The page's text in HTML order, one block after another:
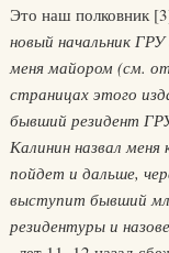
Это наш полковник
новый начальник ГРУ
меня майором (см.
страницах этого
бывший резидент
Калинин назвал
пойдет и дальше,
выступит бывший
резидентуры и